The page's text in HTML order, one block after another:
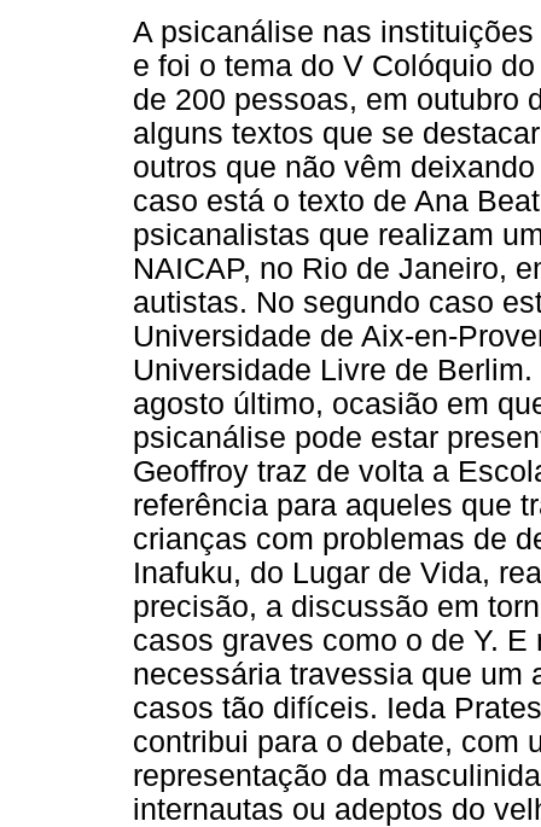
A psicanálise nas
e foi o tema do V Colóquio
de 200 pessoas, em outubro
alguns textos que se
outros que não vêm
caso está o texto de Ana
psicanalistas que realizam
NAICAP, no Rio de Janeiro,
autistas. No segundo caso
Universidade de Aix-en-
Universidade Livre de
agosto último, ocasião em
psicanálise pode estar
Geoffroy traz de volta a
referência para aqueles que
crianças com problemas de
Inafuku, do Lugar de Vida,
precisão, a discussão em
casos graves como o de Y.
necessária travessia que um
casos tão difíceis. Ieda
contribui para o debate, com
representação da
internautas ou adeptos do